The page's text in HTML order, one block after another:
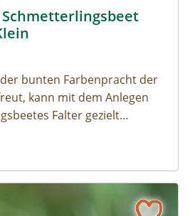
bunten Farbenpracht der
kann mit dem Anlegen
Falter gezielt
mitgedacht werden. Denn
keine schönen
gedacht! Die bunte Welt der